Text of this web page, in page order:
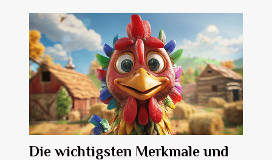
Die wichtigsten Merkmale und